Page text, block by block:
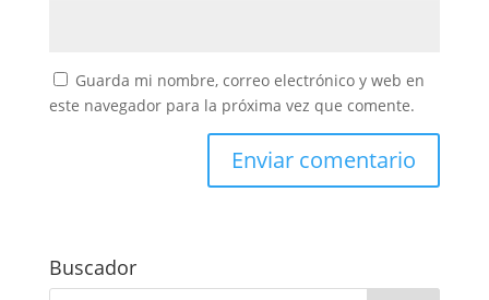
Guarda mi nombre, correo electrónico y web en
este navegador para la próxima vez que comente.
Buscador